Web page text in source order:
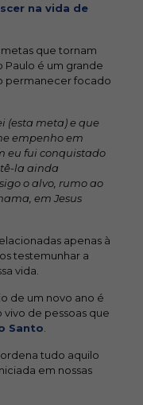
na vida de
que tornam
Paulo é um grande
permanecer focado
(esta meta) e que
empenho em
eu fui conquistado
tê-la ainda
o alvo, rumo ao
em Jesus
apenas à
testemunhar a
vida.
de um novo ano é
de pessoas que
Santo
tudo aquilo
em nossas